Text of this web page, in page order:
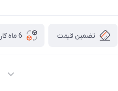
تضمین قیمت 6 ماه گارانتی تعویض